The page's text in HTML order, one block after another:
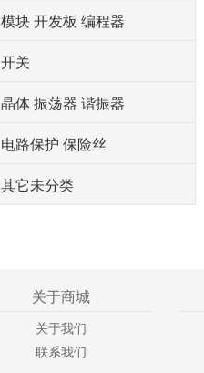
模块 开发板 编程器
开关
晶体 振荡器 谐振器
电路保护 保险丝
其它未分类
关于商城
关于我们
联系我们